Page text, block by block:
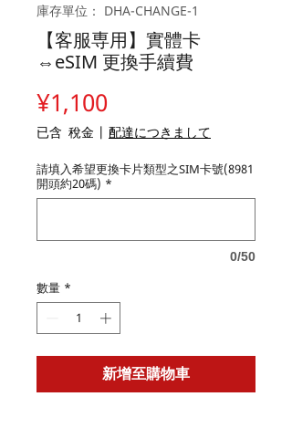
庫存單位： DHA-CHANGE-1
【客服専用】實體卡
⇔eSIM 更換手續費
¥1,100
格
已含 稅金 | 配達につきまして
請填入希望更換卡片類型之SIM卡號(8981
開頭約20碼) *
0/50
數量 *
新增至購物車